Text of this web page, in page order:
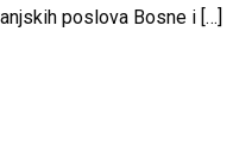
poslova Bosne i[…]